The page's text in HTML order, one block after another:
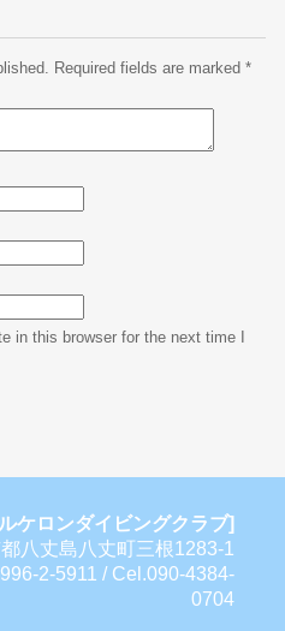
Required fields are marked *
in this browser for the next time I
ケロンダイビングクラブ]
八丈島八丈町三根1283-1
2-5911 / Cel.090-4384-
0704